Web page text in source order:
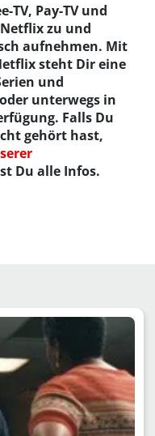
TV, Pay-TV und
zu und
aufnehmen. Mit
steht Dir eine
und
unterwegs in
Falls Du
gehört hast,
Du alle Infos.